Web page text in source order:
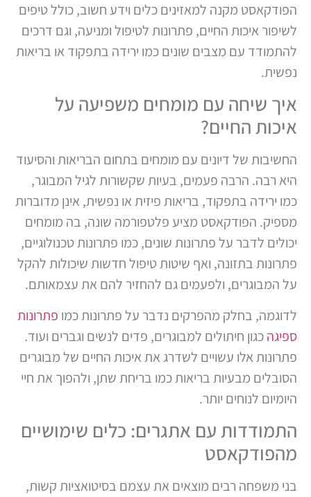
הפודקאסט מקנה למאזינים כלים וידע חשוב, כולל טיפים
לשיפור איכות החיים, פתרונות לטיפול ומניעה, וגם דרכים
להתמודד עם מצבים שונים כמו ירידה בתפקוד או בריאות
נפשית.
איך שיחה עם מומחים משפיעה על
איכות החיים?
החשיבות של דיונים עם מומחים בתחום הבריאות והסיעוד
היא רבה. הרבה פעמים, בעיות שקשורות לגיל המבוגר,
כמו ירידה בתפקוד, בריאות פיזית או נפשית, אינן מדוברות
מספיק. הפודקאסט מציע פלטפורמה שונה, בה מומחים
יכולים לדבר על פתרונות שונים, כמו פתרונות טכנולוגיים,
פתרונות בתזונה, ואף שיטות טיפול חדשות שיכולות להקל
על המבוגרים, ולפעמים גם להחזיר להם את עצמאותם.
לדוגמה, בחלק מהפרקים נדבר על פתרונות כמופתרונות
ספיגהכגון חיתולים למבוגרים, פדים לנשים וגברים ועוד.
פתרונות אלו עשויים לשדרג את איכות החיים של מבוגרים
הסובלים מבעיות בריאות כמו בריחת שתן, ולהפוך את חיי
היומיום לנוחים יותר.
התמודדות עם אתגרים: כלים שימושיים
מהפודקאסט
בני משפחה רבים מוצאים את עצמם בסיטואציות קשות,